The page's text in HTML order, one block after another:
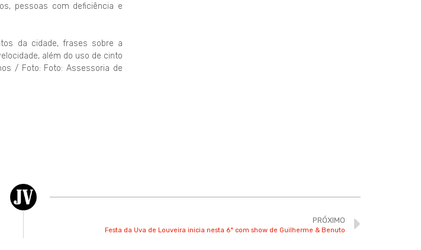
pessoas com deficiência e
da cidade, frases sobre a
além do uso de cinto
/ Foto: Foto: Assessoria de
PRÓXIMO
Festa da Uva de Louveira inicia nesta 6ª com show de Guilherme & Benuto